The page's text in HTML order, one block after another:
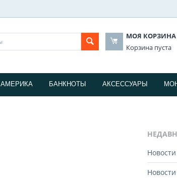
МОЯ КОРЗИНА
Корзина пуста
АМЕРИКА БАНКНОТЫ АКСЕССУАРЫ